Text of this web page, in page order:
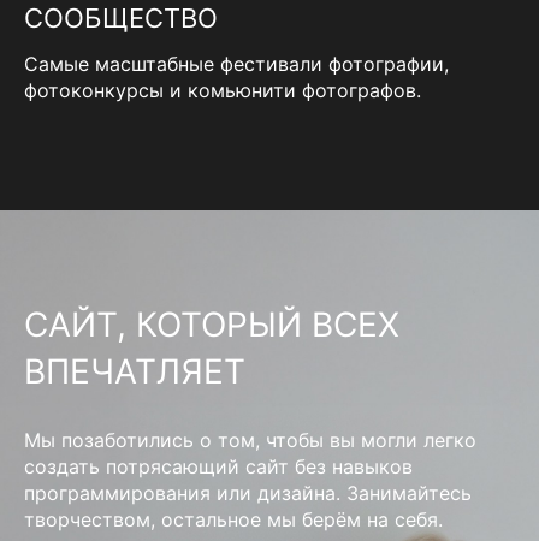
СООБЩЕСТВО
Самые масштабные фестивали фотографии,
фотоконкурсы и комьюнити фотографов.
САЙТ, КОТОРЫЙ ВСЕХ
ВПЕЧАТЛЯЕТ
Мы позаботились о том, чтобы вы могли легко
создать потрясающий сайт без навыков
программирования или дизайна. Занимайтесь
творчеством, остальное мы берём на себя.